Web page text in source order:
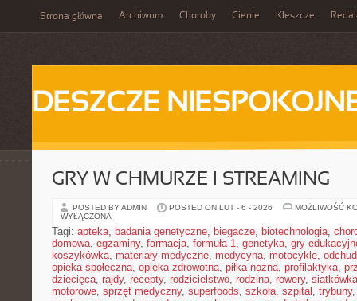
Strona główna Archiwum Choroby Cienie Kleszcze
DESZCZE
GRY W CHMURZE I STREAMING
POSTED BY ADMIN POSTED ON LUT - 6 - 2026
MOŻLIWOŚĆ
WYŁĄCZONA
Tagi: apteka, badania genetyczne, biegacze, biotechnologia,
domowa, egzaminy, farmacja, formuła 1, genetyka, gry
koszykówka, materiały medyczne, medycyna, motocykle,
opieka społeczna, opieka zdrowotna, piłka nożna, profilaktyka,
dziecięca, rajdy, recepty, rodzicielstwo, rodzina, rowery, siatkówka
motorowe, sprzęt medyczny, superfoods, szkoła, szpital , trybuny